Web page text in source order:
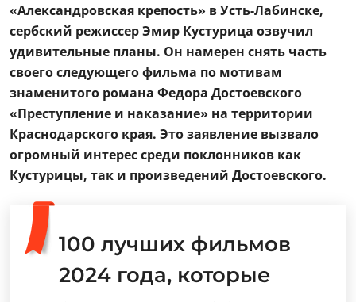
«Александровская крепость» в Усть-Лабинске,
сербский режиссер Эмир Кустурица озвучил
удивительные планы. Он намерен снять часть
своего следующего фильма по мотивам
знаменитого романа Федора Достоевского
«Преступление и наказание» на территории
Краснодарского края. Это заявление вызвало
огромный интерес среди поклонников как
Кустурицы, так и произведений Достоевского.
100 лучших фильмов
2024 года, которые